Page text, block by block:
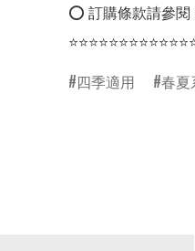
⭕ 訂購條款請參閱
四季適用
春夏